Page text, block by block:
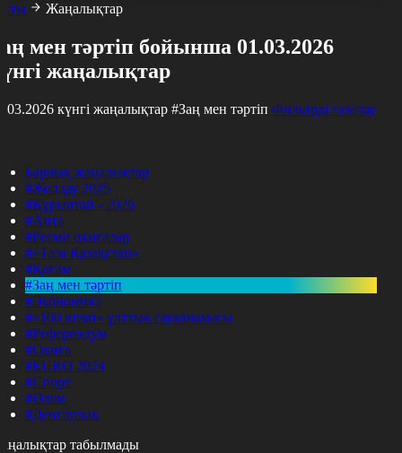
Жаңалықтар
мен тәртіп бойынша 01.03.2026
жаңалықтар
күнгі жаңалықтар #Заң мен тәртіп Фильтрді тазалау
Барлық жаңалықтар
#Жолдау 2025
#Құрылтай - 2026
#Апта
#Ресми оқиғалар
#«Таза Қазақстан»
#Қоғам
#Заң мен тәртіп
#Экономика
#«100 кітап» ұлттық сауалнамасы
#Референдум
#Оқиға
#EURO 2024
#Спорт
#Әлем
#Денсаулық
табылмады